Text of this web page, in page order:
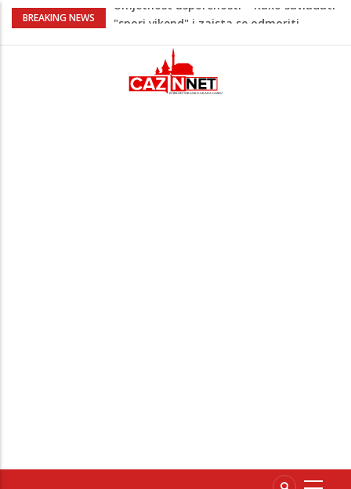
BREAKING NEWS
Maloljetnik u policijskoj stanici napao
Razmišljate koji automobil kupiti? Nova
Honda Civic dobila odlične ocjene
Pet namirnica za doručak koje će vas